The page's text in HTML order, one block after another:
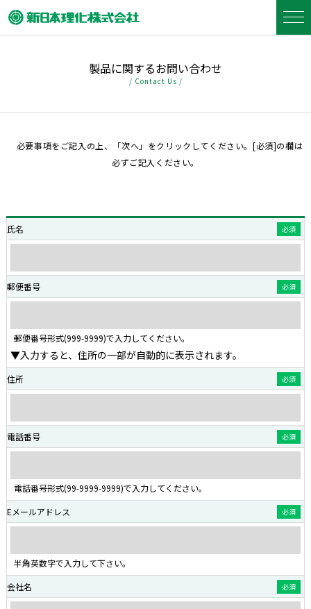
製品に関するお問い合わせ
/ Contact Us /
必要事項をご記入の上、「次へ」をクリックしてください。[必須]の欄は
必ずご記入ください。
氏名 必須
郵便番号 必須
郵便番号形式(999-9999)で入力してください。
▼入力すると、住所の一部が自動的に表示されます。
住所 必須
電話番号 必須
電話番号形式(99-9999-9999)で入力してください。
Eメールアドレス
必須
半角英数字で入力して下さい。
会社名
必須